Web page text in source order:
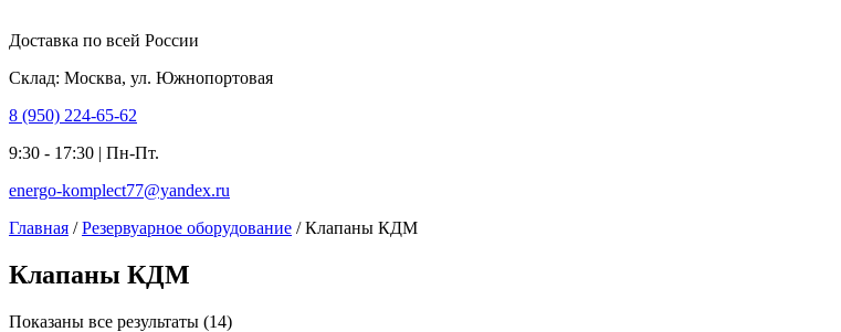
Доставка по всей России
Склад: Москва, ул. Южнопортовая
8 (950) 224-65-62
9:30 - 17:30 | Пн-Пт.
energo-komplect77@yandex.ru
Главная /Резервуарное оборудование / Клапаны КДМ
Клапаны КДМ
Показаны все результаты (14)